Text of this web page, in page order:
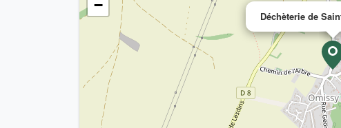
Déchèterie de
−